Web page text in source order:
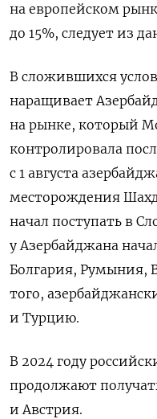
на европейском
до 15%, следует из
В сложившихся
наращивает
на рынке, который
контролировала
с 1 августа
месторождения
начал поступать в
у Азербайджана
Болгария, Румыния,
того,
и Турцию.
В 2024 году
продолжают
и Австрия.